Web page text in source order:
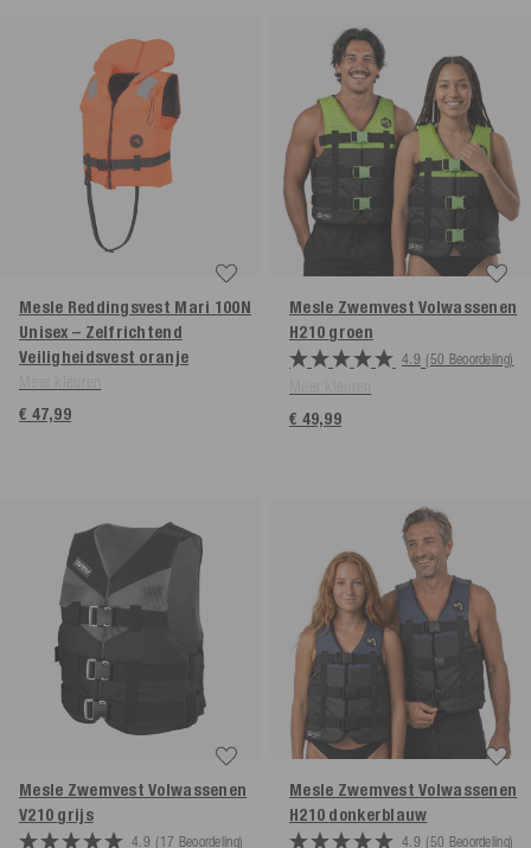
Mesle Reddingsvest Mari 100N
Unisex – Zelfrichtend
Veiligheidsvest oranje
€ 47,99
Mesle Zwemvest Volwassenen
H210 groen
4.9 (50 Beoordeling)
€ 49,99
Mesle Zwemvest Volwassenen
V210 grijs
4.9 (17 Beoordeling)
Mesle Zwemvest Volwassenen
H210 donkerblauw
4.9 (50 Beoordeling)